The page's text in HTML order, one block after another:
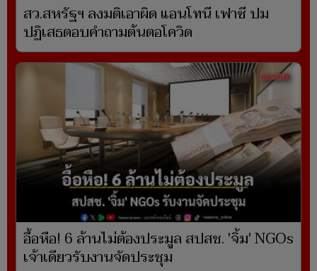
สว.สหรัฐฯ ลงมติเอาผิด แอนโทนี เฟาซี ปม
ปฏิเสธตอบคำถามต้นตอโควิด
อื้อหือ! 6 ล้านไม่ต้องประมูล สปสช. 'จิ้ม' NGOs
เจ้าเดียวรับงานจัดประชุม